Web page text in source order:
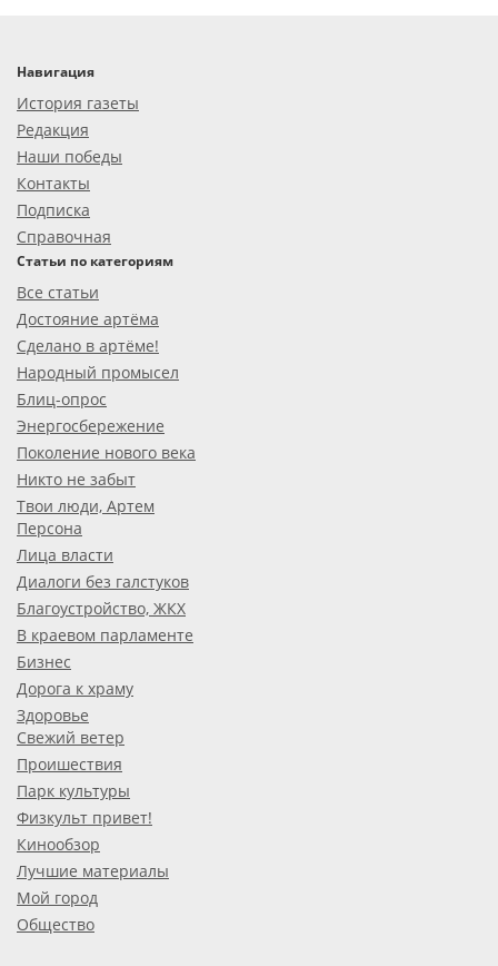
Навигация
История газеты
Редакция
Наши победы
Контакты
Подписка
Справочная
Статьи по категориям
Все статьи
Достояние артёма
Сделано в артёме!
Народный промысел
Блиц-опрос
Энергосбережение
Поколение нового века
Никто не забыт
Твои люди, Артем
Персона
Лица власти
Диалоги без галстуков
Благоустройство, ЖКХ
В краевом парламенте
Бизнес
Дорога к храму
Здоровье
Свежий ветер
Проишествия
Парк культуры
Физкульт привет!
Кинообзор
Лучшие материалы
Мой город
Общество